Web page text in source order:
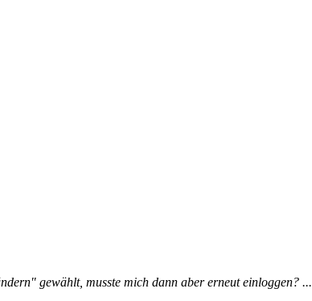
gewählt, musste mich dann aber erneut einloggen? ...